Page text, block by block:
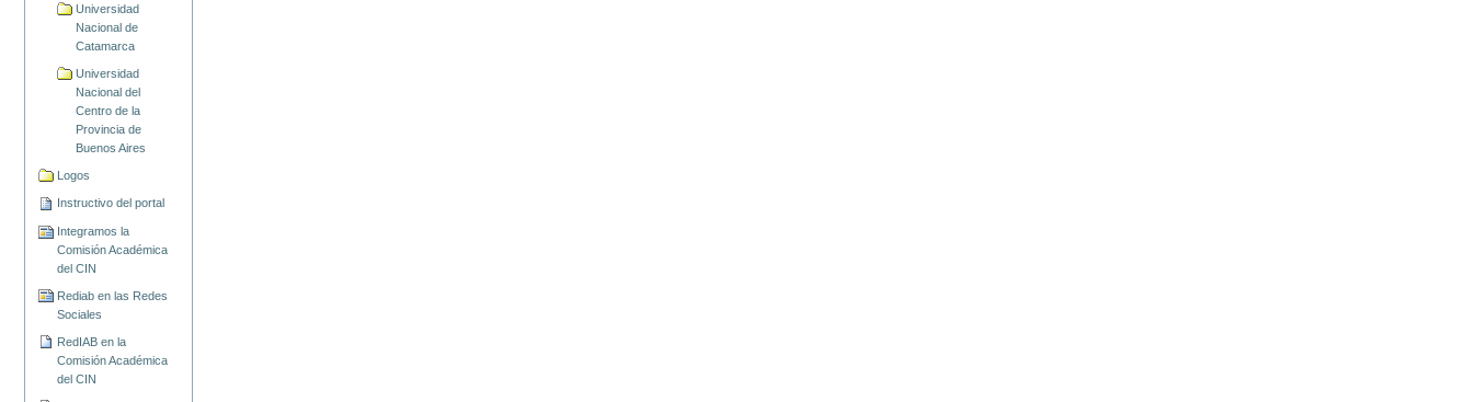
Universidad
Nacional de
Catamarca
Universidad
Nacional del
Centro de la
Provincia de
Buenos Aires
Logos
Instructivo del portal
Integramos la
Comisión Académica
del CIN
Rediab en las Redes
Sociales
RedIAB en la
Comisión Académica
del CIN